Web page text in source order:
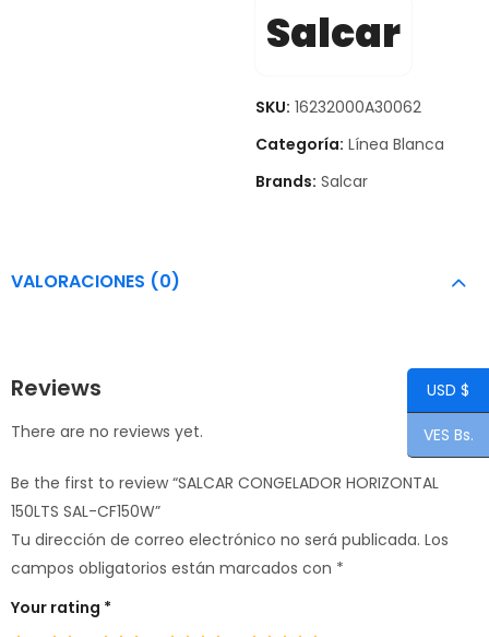
Salcar
SKU: 16232000A30062
Categoría: Línea Blanca
Brands: Salcar
VALORACIONES (0)
Reviews
There are no reviews yet.
Be the first to review “SALCAR CONGELADOR HORIZONTAL
150LTS SAL-CF150W”
Tu dirección de correo electrónico no será publicada. Los
campos obligatorios están marcados con *
Your rating *
USD $
VES Bs.